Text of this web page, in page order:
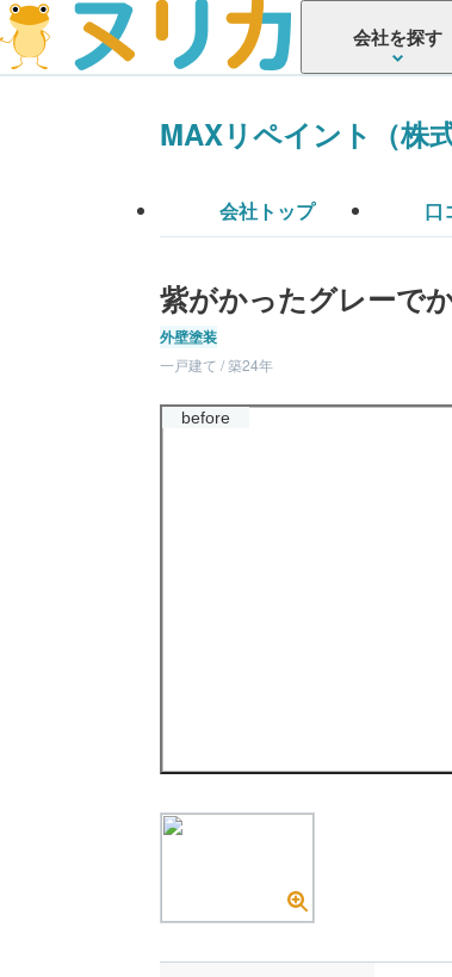
会社を探す
MAXリペイント（株
会社トップ 口
紫がかったグレーで
外壁塗装
一戸建て / 築24年
before